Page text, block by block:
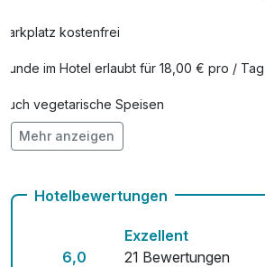
| Obst | Rosenstrauß
Weiß/Rot/Rose - tr. oder halbtr.)
pro KA
Parkplatz kostenfrei
Hunde im Hotel erlaubt für 18,00 € pro / Tag
Auch vegetarische Speisen
Kostenloses W-LAN
Mehr anzeigen
Hotelbewertungen
6,0
Exzellent
21 Bewertungen